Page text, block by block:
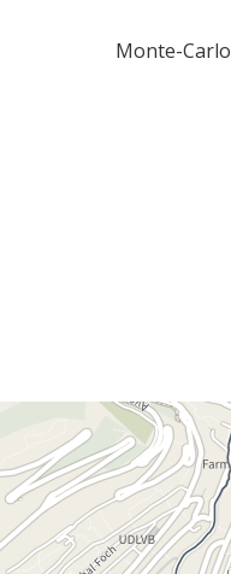
Monte-Carlo